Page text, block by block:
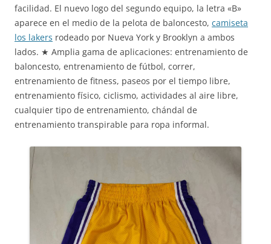
facilidad. El nuevo logo del segundo equipo, la letra «B»
aparece en el medio de la pelota de baloncesto, camiseta
los lakers rodeado por Nueva York y Brooklyn a ambos
lados. ★ Amplia gama de aplicaciones: entrenamiento de
baloncesto, entrenamiento de fútbol, correr,
entrenamiento de fitness, paseos por el tiempo libre,
entrenamiento físico, ciclismo, actividades al aire libre,
cualquier tipo de entrenamiento, chándal de
entrenamiento transpirable para ropa informal.